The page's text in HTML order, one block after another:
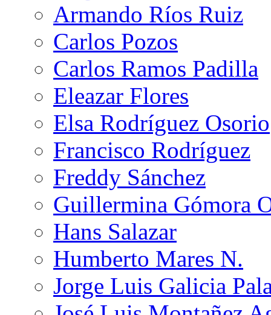
Armando Ríos Ruiz
Carlos Pozos
Carlos Ramos Padilla
Eleazar Flores
Elsa Rodríguez Osorio
Francisco Rodríguez
Freddy Sánchez
Guillermina Gómora
Hans Salazar
Humberto Mares N.
Jorge Luis Galicia